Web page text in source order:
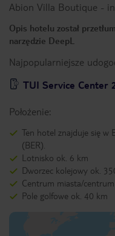
Abion Villa Boutique -
Opis hotelu został
narzędzie DeepL
Najpopularniejsze
TUI Service Center
Położenie:
Ten hotel znajduje się w
(BER).
Lotnisko ok. 6 km
Dworzec kolejowy ok.
Centrum miasta/
Pole golfowe ok. 40 km